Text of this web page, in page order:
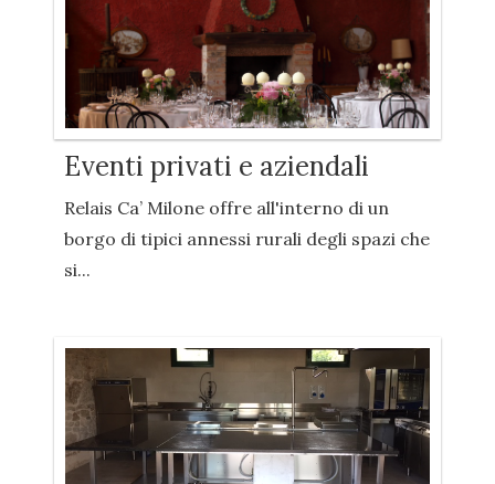
Eventi privati e aziendali
Relais Ca’ Milone offre all'interno di un
borgo di tipici annessi rurali degli spazi che
si...